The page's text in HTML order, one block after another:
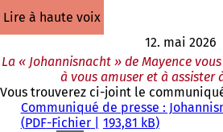
lire à haute voix
12. mai 2026
La « Johannisnacht » de Mayence
à vous amuser et à assister
Vous trouverez ci-joint le
Communiqué de presse :
PDF-Fichier
193,81 kB